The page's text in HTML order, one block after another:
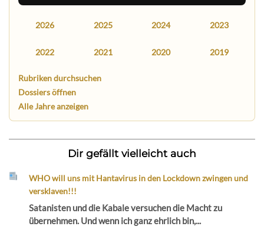
2026 2025 2024 2023
2022 2021 2020 2019
Rubriken durchsuchen
Dossiers öffnen
Alle Jahre anzeigen
Dir gefällt vielleicht auch
WHO will uns mit Hantavirus in den Lockdown zwingen und
versklaven!!!
Satanisten und die Kabale versuchen die Macht zu
übernehmen. Und wenn ich ganz ehrlich bin,...